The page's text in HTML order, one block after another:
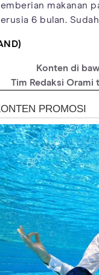
makanan
6 bulan.
Konten di
Tim Redaksi